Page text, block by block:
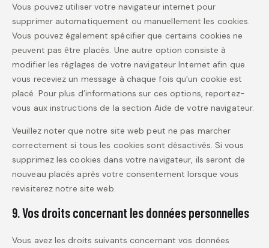
Vous pouvez utiliser votre navigateur internet pour
supprimer automatiquement ou manuellement les cookies.
Vous pouvez également spécifier que certains cookies ne
peuvent pas être placés. Une autre option consiste à
modifier les réglages de votre navigateur Internet afin que
vous receviez un message à chaque fois qu’un cookie est
placé. Pour plus d’informations sur ces options, reportez-
vous aux instructions de la section Aide de votre navigateur.
Veuillez noter que notre site web peut ne pas marcher
correctement si tous les cookies sont désactivés. Si vous
supprimez les cookies dans votre navigateur, ils seront de
nouveau placés après votre consentement lorsque vous
revisiterez notre site web.
9. Vos droits concernant les données personnelles
Vous avez les droits suivants concernant vos données